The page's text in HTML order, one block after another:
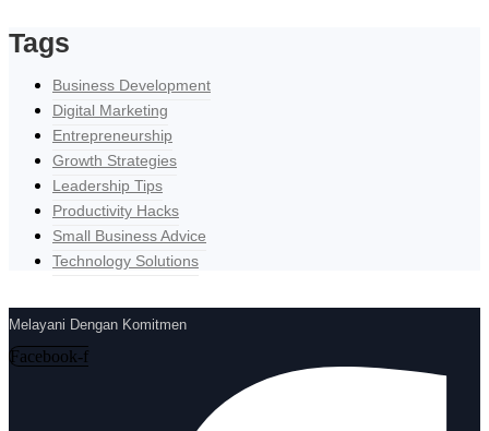
Tags
Business Development
Digital Marketing
Entrepreneurship
Growth Strategies
Leadership Tips
Productivity Hacks
Small Business Advice
Technology Solutions
Melayani Dengan Komitmen
Facebook-f